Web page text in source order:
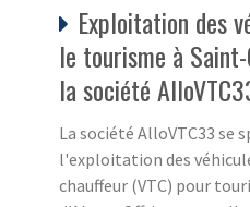
Exploitation des
le tourisme à
la société
La société AlloVTC33 se
l'exploitation des
chauffeur (VTC) pour